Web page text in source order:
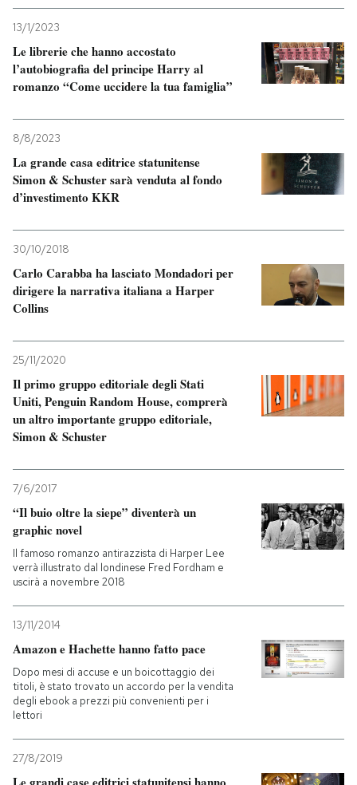
13/1/2023
Le librerie che hanno accostato
l’autobiografia del principe Harry al
romanzo “Come uccidere la tua famiglia”
8/8/2023
La grande casa editrice statunitense
Simon & Schuster sarà venduta al fondo
d’investimento KKR
30/10/2018
Carlo Carabba ha lasciato Mondadori per
dirigere la narrativa italiana a Harper
Collins
25/11/2020
Il primo gruppo editoriale degli Stati
Uniti, Penguin Random House, comprerà
un altro importante gruppo editoriale,
Simon & Schuster
7/6/2017
“Il buio oltre la siepe” diventerà un
graphic novel
Il famoso romanzo antirazzista di Harper Lee
verrà illustrato dal londinese Fred Fordham e
uscirà a novembre 2018
13/11/2014
Amazon e Hachette hanno fatto pace
Dopo mesi di accuse e un boicottaggio dei
titoli, è stato trovato un accordo per la vendita
degli ebook a prezzi più convenienti per i
lettori
27/8/2019
Le grandi case editrici statunitensi hanno